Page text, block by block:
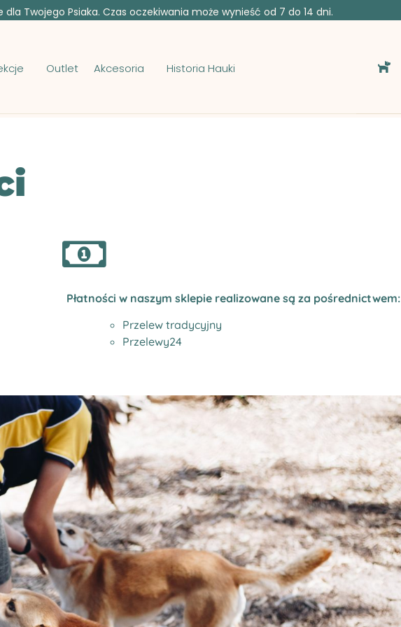
Twojego Psiaka. Czas oczekiwania może wynieść od 7 do 14 dni.
Outlet Akcesoria Historia Hauki
Płatności w naszym sklepie realizowane są za pośrednictwem:
Przelew tradycyjny
Przelewy24